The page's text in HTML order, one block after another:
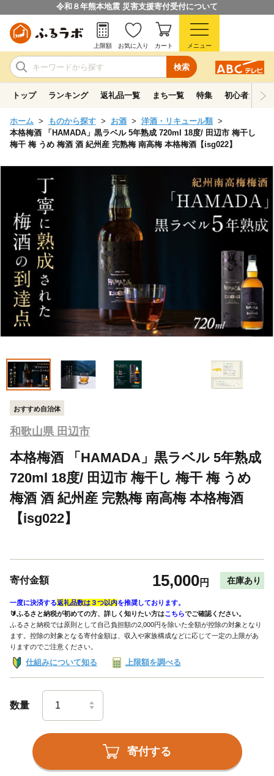
令和８年熊本地震 災害支援寄付受付について
検索
上限額 お気に入り カート メニュー
トップ ランキング 返礼品一覧 まち一覧 特集 初心者ガイド
ホーム ものから探す お酒
洋酒・リキュール類
本格梅酒 「HAMADA」黒ラベル 5年熟成 720ml 18度/ 田辺市 梅干し
梅干 梅 うめ 梅酒 酒 紀州産 完熟梅 南高梅 本格梅酒【isg022】
おすすめ自治体
和歌山県 田辺市
本格梅酒 「HAMADA」黒ラベル 5年熟成
720ml 18度/ 田辺市 梅干し 梅干 梅 うめ
梅酒 酒 紀州産 完熟梅 南高梅 本格梅酒
【isg022】
寄付金額 15,000円 在庫あり
一度に決済する返礼品数は３つ以内を推奨しております。
🔰ふるさと納税が初めての方、詳しく知りたい方はこちらでご確認ください。
ふるさと納税では原則として自己負担額の2,000円を除いた全額が控除の対象となり
ます。控除の対象となる寄付金額は、収入や家族構成などに応じて一定の上限があ
りますのでご注意ください。
仕組みについて知る 上限額を調べる
数量
寄付する